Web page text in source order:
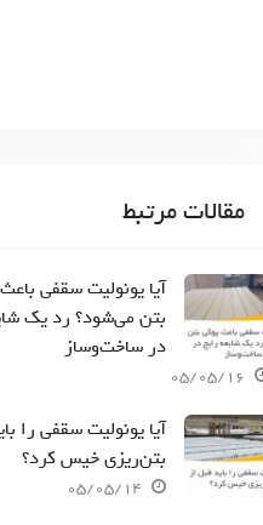
مقالات مرتبط
آیا یونولیت سقفی
بتن می‌شود؟ رد یک
در ساخت‌وساز
05/05/16
آیا یونولیت سقفی را
بتن‌ریزی خیس کرد؟
05/05/14